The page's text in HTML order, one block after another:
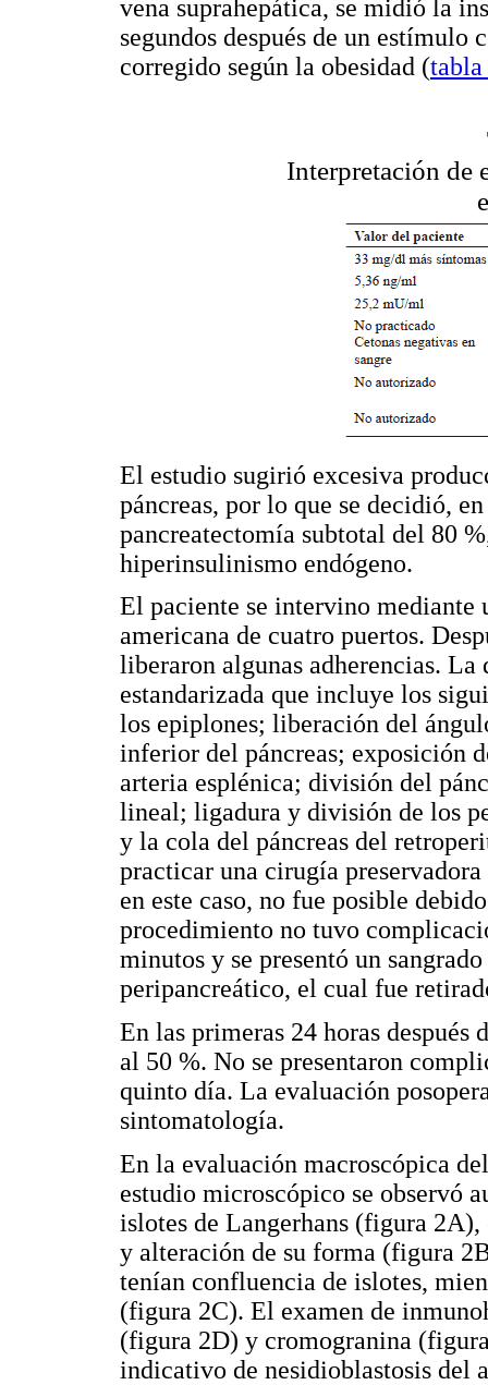
vena suprahepática, se midió la
segundos después de un
corregido según la obesidad (tabla
Interpretación de
El estudio sugirió excesiva
páncreas, por lo que se decidió,
pancreatectomía subtotal del 80
hiperinsulinismo endógeno.
El paciente se intervino mediante
americana de cuatro puertos.
liberaron algunas adherencias.
estandarizada que incluye los
los epiplones; liberación del
inferior del páncreas; exposición
arteria esplénica; división del
lineal; ligadura y división de los
y la cola del páncreas del
practicar una cirugía
en este caso, no fue posible
procedimiento no tuvo
minutos y se presentó un
peripancreático, el cual fue
En las primeras 24 horas después
al 50 %. No se presentaron
quinto día. La evaluación
sintomatología.
En la evaluación macroscópica
estudio microscópico se observó
islotes de Langerhans (figura 2A),
y alteración de su forma (figura
tenían confluencia de islotes,
(figura 2C). El examen de
(figura 2D) y cromogranina
indicativo de nesidioblastosis del